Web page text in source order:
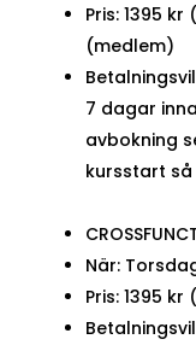
Pris: 1395
(medlem)
7 dagar
avbokning
kursstart
När:
Pris: 1395